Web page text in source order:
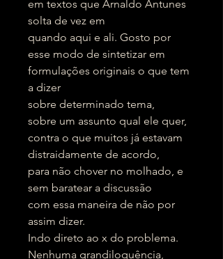
em textos que Arnaldo Antunes
solta de vez em
quando aqui e ali. Gosto por
esse modo de sintetizar em
formulações originais o que tem
a dizer
sobre determinado tema,
sobre um assunto qual ele quer,
contra o que muitos já estavam
distraidamente de acordo,
para não chover no molhado, e
sem baratear a discussão
com essa maneira de não por
assim dizer.
Indo direto ao x do problema.
Nenhuma grandiloquência,